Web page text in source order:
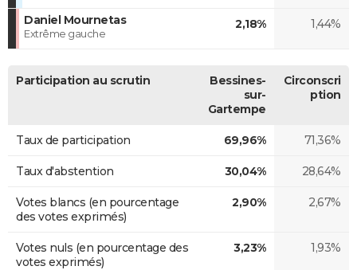
Daniel Mournetas
Extrême gauche
2,18% 1,44%
Participation au scrutin
Bessines-
sur-
Gartempe
Circonscri
ption
Taux de participation 69,96% 71,36%
Taux d'abstention 30,04% 28,64%
Votes blancs (en pourcentage
des votes exprimés)
2,90% 2,67%
Votes nuls (en pourcentage des
votes exprimés)
3,23% 1,93%